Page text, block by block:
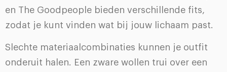
en The Goodpeople bieden verschillende fits,
zodat je kunt vinden wat bij jouw lichaam past.
Slechte materiaalcombinaties kunnen je outfit
onderuit halen. Een zware wollen trui over een